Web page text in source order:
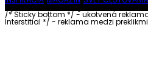
/* Sticky bottom */ - ukotvená
Interstitial */ - reklama medzi